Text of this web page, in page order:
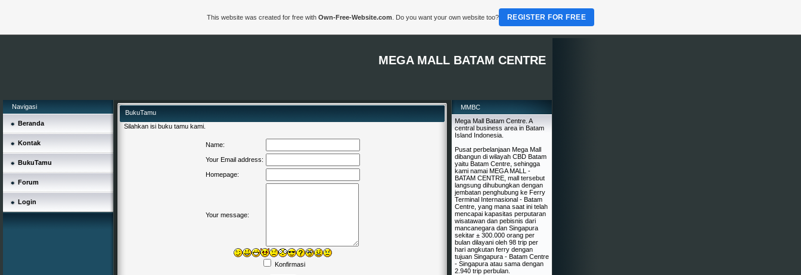
MEGA MALL BATAM CENTRE
Navigasi
Beranda
Kontak
BukuTamu
Forum
Login
BukuTamu
Silahkan isi buku tamu kami.
Name:
Your Email address:
Homepage:
Your message:
Konfirmasi
MMBC
Mega Mall Batam Centre. A
central business area in Batam
Island Indonesia.
Pusat perbelanjaan Mega Mall
dibangun di wilayah CBD Batam
yaitu Batam Centre, sehingga
kami namai MEGA MALL -
BATAM CENTRE, mall tersebut
langsung dihubungkan dengan
jembatan penghubung ke Ferry
Terminal Internasional - Batam
Centre, yang mana saat ini telah
mencapai kapasitas perputaran
wisatawan dan pebisnis dari
mancanegara dan Singapura
sekitar ± 300.000 orang per
bulan dilayani oleh 98 trip per
hari angkutan ferry dengan
tujuan Singapura - Batam Centre
- Singapura atau sama dengan
2.940 trip perbulan.
This website was created for free with Own-Free-Website.com . Do you want your own website too? REGISTER FOR FREE